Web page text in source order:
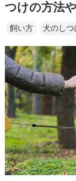
つけの方法
飼い方 犬のしつ